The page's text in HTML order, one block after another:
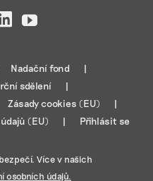
LinkedIn
YouTube
Nadační fond
sdělení
Zásady cookies (EU)
(EU)
Přihlásit se
Více v našich
osobních údajů.